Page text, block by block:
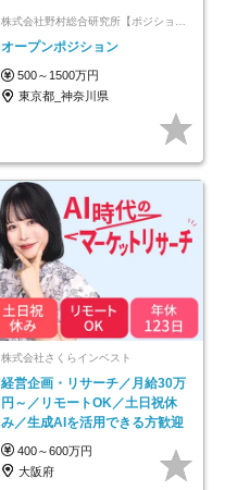
オープンポジション
500～1500万円
東京都_神奈川県
株式会社さくらインベスト
経営企画・リサーチ／月給30万
円～／リモートOK／土日祝休
み／生成AIを活用できる方歓迎
400～600万円
大阪府